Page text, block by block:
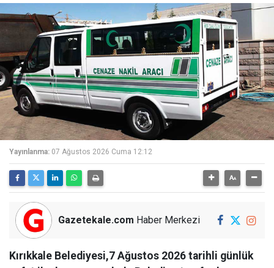
Yayınlanma: 07 Ağustos 2026 Cuma 12:12
Gazetekale.com Haber Merkezi
Kırıkkale Belediyesi,7 Ağustos 2026 tarihli günlük